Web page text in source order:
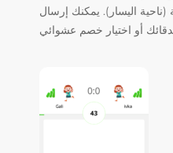
(ناحية اليسار). يمكنك إرسال